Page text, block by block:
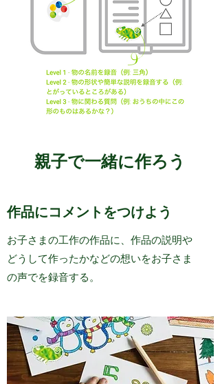
親子で一緒に作ろう
作品にコメントをつけよう
お子さまの工作の作品に、作品の説明や
どうして作ったかなどの想いをお子さま
の声でを録音する。